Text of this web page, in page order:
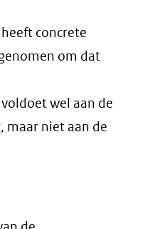
concrete
om dat
wel aan de
niet aan de